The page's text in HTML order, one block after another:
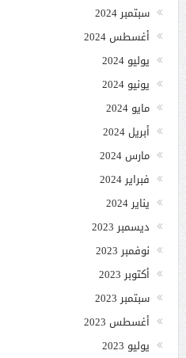
سبتمبر 2024
أغسطس 2024
يوليو 2024
يونيو 2024
مايو 2024
أبريل 2024
مارس 2024
فبراير 2024
يناير 2024
ديسمبر 2023
نوفمبر 2023
أكتوبر 2023
سبتمبر 2023
أغسطس 2023
يوليو 2023